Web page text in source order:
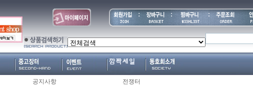
공지사항 전쟁터